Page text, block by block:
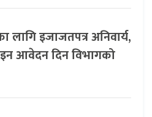
लागि इजाजतपत्र अनिवार्य,
आवेदन दिन विभागको